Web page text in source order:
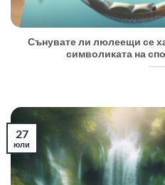
Сънувате ли люлеещи се
символиката на
27
юли